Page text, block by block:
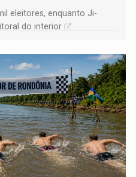
eleitores, enquanto Ji-
do interior